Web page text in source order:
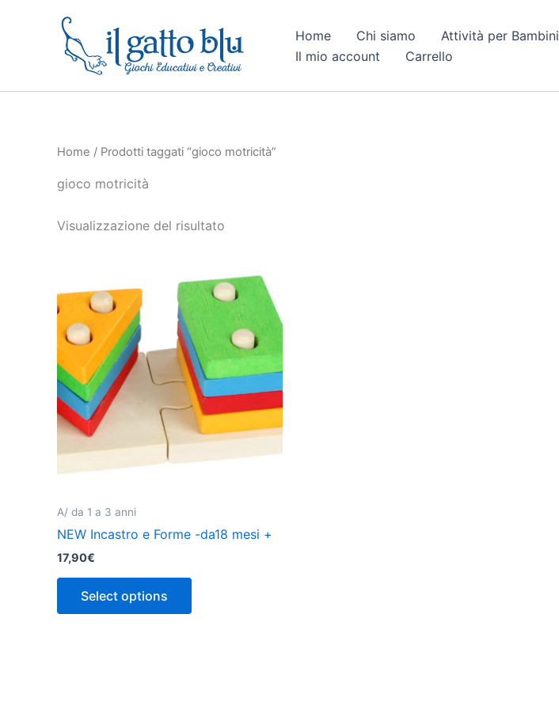
Home Chi siamo Attività per Bambini
Il mio account
Carrello
Home / Prodotti taggati “gioco motricità”
gioco motricità
Visualizzazione del risultato
A/ da 1 a 3 anni
NEW Incastro e Forme -da18 mesi +
17,90€
Select options